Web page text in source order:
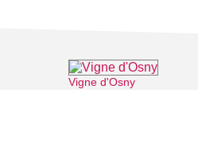
Vigne d'Osny